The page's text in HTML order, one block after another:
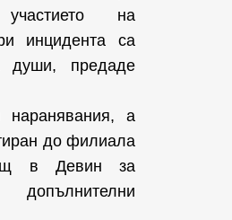
на
инцидента са
души, предаде
а
до филиала
в Девин за